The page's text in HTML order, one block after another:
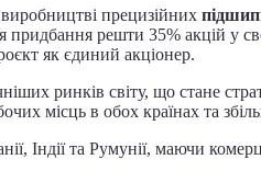
прецизійних
решти 35% акцій у
як єдиний акціонер.
ринків світу, що стане
місць в обох країнах та
Індії та Румунії, маючи